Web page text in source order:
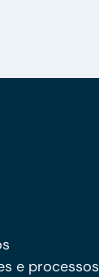
e processos